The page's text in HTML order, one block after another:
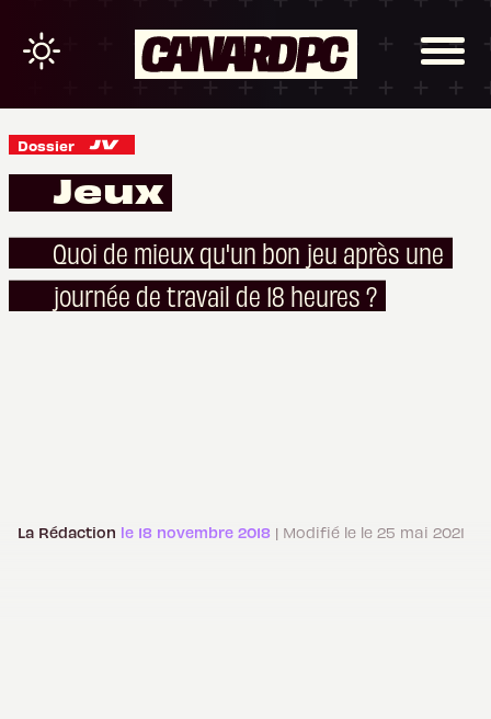
Dossier
Jeux
Quoi de mieux qu'un bon jeu après une
journée de travail de 18 heures ?
La Rédaction le 18 novembre 2018 | Modifié le le 25 mai 2021